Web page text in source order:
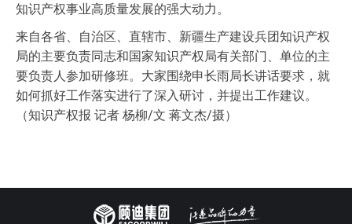
知识产权事业高质量发展的强大动力。
来自各省、自治区、直辖市、新疆生产建设兵团知识产权
局的主要负责同志和国家知识产权局有关部门、单位的主
要负责人参加研修班。大家围绕申长雨局长讲话要求，就
如何抓好工作落实进行了深入研讨，并提出工作建议。
（知识产权报 记者 杨柳/文 蒋文杰/摄）